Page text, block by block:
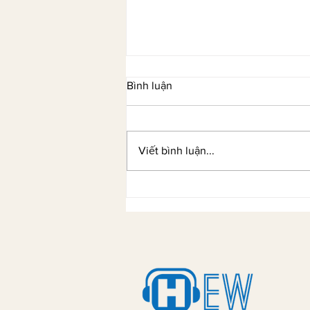
Bình luận
Viết bình luận...